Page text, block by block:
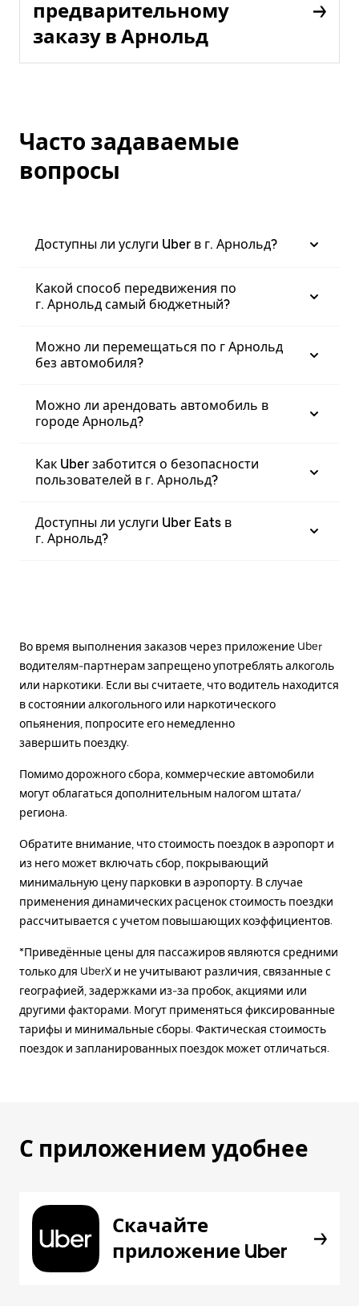
предварительному
заказу в Арнольд
Часто задаваемые
вопросы
Доступны ли услуги Uber в г. Арнольд?
Какой способ передвижения по
г. Арнольд самый бюджетный?
Можно ли перемещаться по г Арнольд
без автомобиля?
Можно ли арендовать автомобиль в
городе Арнольд?
Как Uber заботится о безопасности
пользователей в г. Арнольд?
Доступны ли услуги Uber Eats в
г. Арнольд?
Во время выполнения заказов через приложение Uber
водителям-партнерам запрещено употреблять алкоголь
или наркотики. Если вы считаете, что водитель находится
в состоянии алкогольного или наркотического
опьянения, попросите его немедленно
завершить поездку.
Помимо дорожного сбора, коммерческие автомобили
могут облагаться дополнительным налогом штата/
региона.
Обратите внимание, что стоимость поездок в аэропорт и
из него может включать сбор, покрывающий
минимальную цену парковки в аэропорту. В случае
применения динамических расценок стоимость поездки
рассчитывается с учетом повышающих коэффициентов.
*Приведённые цены для пассажиров являются средними
только для UberX и не учитывают различия, связанные с
географией, задержками из-за пробок, акциями или
другими факторами. Могут применяться фиксированные
тарифы и минимальные сборы. Фактическая стоимость
поездок и запланированных поездок может отличаться.
С приложением удобнее
Скачайте
приложение Uber